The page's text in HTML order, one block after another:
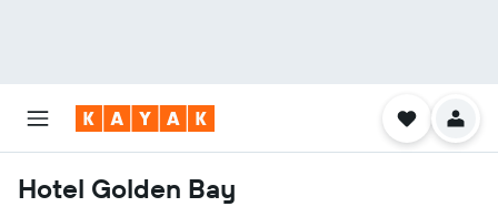
Hotel Golden Bay